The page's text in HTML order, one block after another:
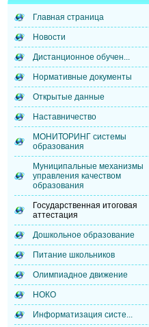
Главная страница
Новости
Дистанционное обучен...
Нормативные документы
Открытые данные
Наставничество
МОНИТОРИНГ системы
образования
Муниципальные механизмы
управления качеством
образования
Государственная итоговая
аттестация
Дошкольное образование
Питание школьников
Олимпиадное движение
НОКО
Информатизация систе...